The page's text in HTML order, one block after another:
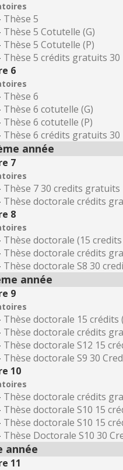
Thèse 5
Thèse 5 Cotutelle (G)
Thèse 5 Cotutelle (P)
Thèse 5 crédits gratuits 30
6
Thèse 6
Thèse 6 cotutelle (G)
Thèse 6 cotutelle (P)
Thèse 6 crédits gratuits 30
année
7
Thèse 7 30 credits gratuits
Thèse doctorale crédits
8
Thèse doctorale (15
Thèse doctorale crédits
Thèse doctorale S8 30
année
9
Thèse doctorale 15 crédits
Thèse doctorale crédits
Thèse doctorale S12 15
Thèse doctorale S9 30
10
Thèse doctorale crédits
Thèse doctorale S10 15
Thèse doctorale S10 15
Thèse Doctorale S10 30
année
11